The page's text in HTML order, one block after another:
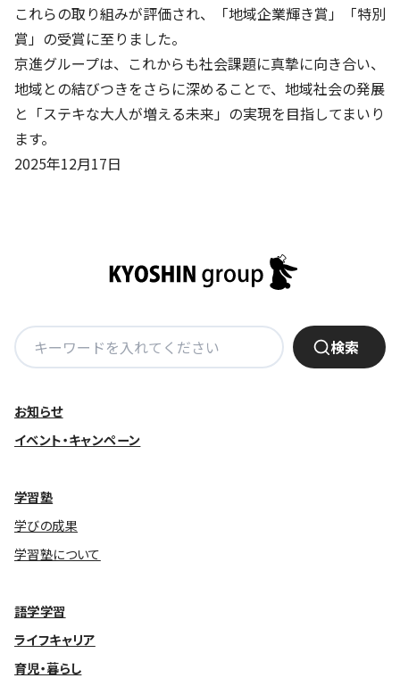
活動報告
お客様相談センター
メッセージアーカイブス
これらの取り組みが評価され、「地域企業輝き賞」「特別
賞」の受賞に至りました。
京進グループは、これからも社会課題に真摯に向き合い、
地域との結びつきをさらに深めることで、地域社会の発展
と「ステキな大人が増える未来」の実現を目指してまいり
ます。
2025年12月17日
検
索:
検索
お知らせ
イベント・キャンペーン
学習塾
学びの成果
学習塾について
語学学習
ライフキャリア
育児・暮らし